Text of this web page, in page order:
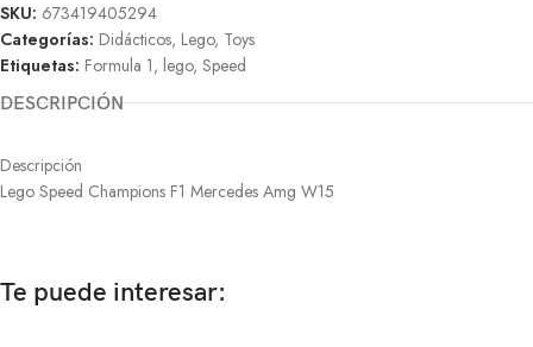
SKU: 673419405294
Categorías: Didácticos, Lego, Toys
Etiquetas: Formula 1, lego, Speed
DESCRIPCIÓN
Descripción
Lego Speed Champions F1 Mercedes Amg W15
Te puede interesar: